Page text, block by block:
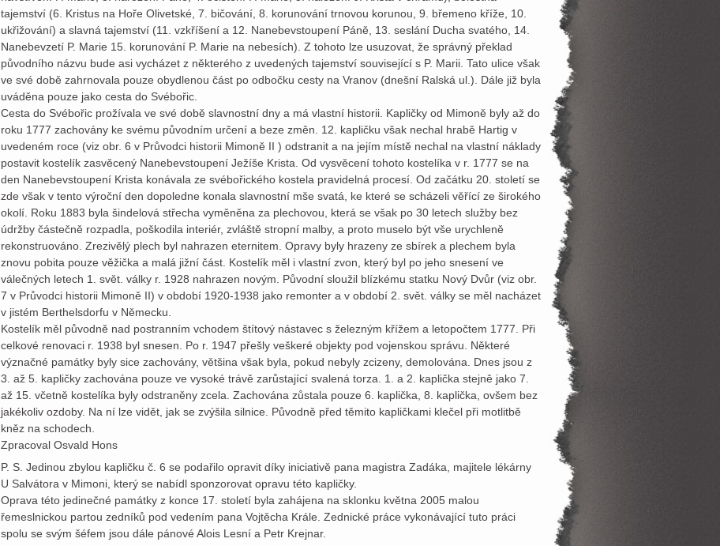
tajemství (6. Kristus na Hoře Olivetské, 7. bičování, 8. korunování trnovou korunou, 9. břemeno kříže, 10.
ukřižování) a slavná tajemství (11. vzkříšení a 12. Nanebevstoupení Páně, 13. seslání Ducha svatého, 14.
Nanebevzetí P. Marie 15. korunování P. Marie na nebesích). Z tohoto lze usuzovat, že správný překlad
původního názvu bude asi vycházet z některého z uvedených tajemství související s P. Marii. Tato ulice však
ve své době zahrnovala pouze obydlenou část po odbočku cesty na Vranov (dnešní Ralská ul.). Dále již byla
uváděna pouze jako cesta do Svébořic.
Cesta do Svébořic prožívala ve své době slavnostní dny a má vlastní historii. Kapličky od Mimoně byly až do
roku 1777 zachovány ke svému původním určení a beze změn. 12. kapličku však nechal hrabě Hartig v
uvedeném roce (viz obr. 6 v Průvodci historii Mimoně II ) odstranit a na jejím místě nechal na vlastní náklady
postavit kostelík zasvěcený Nanebevstoupení Ježíše Krista. Od vysvěcení tohoto kostelíka v r. 1777 se na
den Nanebevstoupení Krista konávala ze svébořického kostela pravidelná procesí. Od začátku 20. století se
zde však v tento výroční den dopoledne konala slavnostní mše svatá, ke které se scházeli věřící ze širokého
okolí. Roku 1883 byla šindelová střecha vyměněna za plechovou, která se však po 30 letech služby bez
údržby částečně rozpadla, poškodila interiér, zvláště stropní malby, a proto muselo být vše urychleně
rekonstruováno. Zrezivělý plech byl nahrazen eternitem. Opravy byly hrazeny ze sbírek a plechem byla
znovu pobita pouze věžička a malá jižní část. Kostelík měl i vlastní zvon, který byl po jeho snesení ve
válečných letech 1. svět. války r. 1928 nahrazen novým. Původní sloužil blízkému statku Nový Dvůr (viz obr.
7 v Průvodci historii Mimoně II) v období 1920-1938 jako remonter a v období 2. svět. války se měl nacházet
v jistém Berthelsdorfu v Německu.
Kostelík měl původně nad postranním vchodem štítový nástavec s železným křížem a letopočtem 1777. Při
celkové renovaci r. 1938 byl snesen. Po r. 1947 přešly veškeré objekty pod vojenskou správu. Některé
význačné památky byly sice zachovány, většina však byla, pokud nebyly zcizeny, demolována. Dnes jsou z
3. až 5. kapličky zachována pouze ve vysoké trávě zarůstající svalená torza. 1. a 2. kaplička stejně jako 7.
až 15. včetně kostelíka byly odstraněny zcela. Zachována zůstala pouze 6. kaplička, 8. kaplička, ovšem bez
jakékoliv ozdoby. Na ní lze vidět, jak se zvýšila silnice. Původně před těmito kapličkami klečel při motlitbě
kněz na schodech.
Zpracoval Osvald Hons
P. S. Jedinou zbylou kapličku č. 6 se podařilo opravit díky iniciativě pana magistra Zadáka, majitele lékárny
U Salvátora v Mimoni, který se nabídl sponzorovat opravu této kapličky.
Oprava této jedinečné památky z konce 17. století byla zahájena na sklonku května 2005 malou
řemeslnickou partou zedníků pod vedením pana Vojtěcha Krále. Zednické práce vykonávající tuto práci
spolu se svým šéfem jsou dále pánové Alois Lesní a Petr Krejnar.